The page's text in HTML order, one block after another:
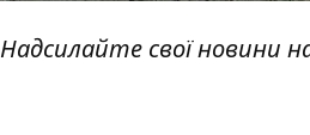
Надсилайте свої новини н